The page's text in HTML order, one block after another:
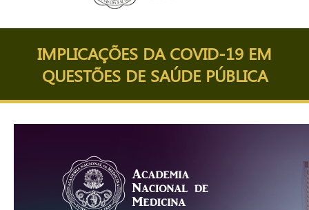
IMPLICAÇÕES DA COVID-19 EM
QUESTÕES DE SAÚDE PÚBLICA